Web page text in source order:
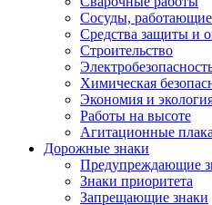
Сосуды,
Средства защиты и
Строительство
Химическая
Экономия и
Работы на высоте
Агитационные
Дорожные знаки
Предупреждающие
Знаки приоритета
Запрещающие знаки